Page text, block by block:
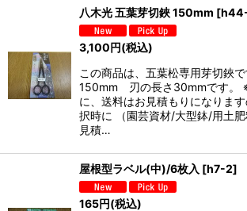
八木光 五葉芽切鋏 150mm [
3,100円(税込)
この商品は、五葉松専用芽切鋏
150mm 刃の長さ30mmです。
に、送料はお見積もりになりま
択時に （園芸資材/大型鉢/用土
見積…
屋根型ラベル(中)/6枚入 [h7-2]
165円(税込)